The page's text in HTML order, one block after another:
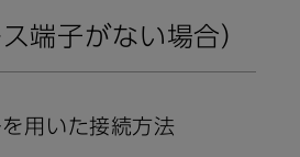
端子がない場合）
用いた接続方法